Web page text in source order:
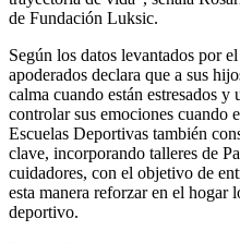
de Fundación Luksic.
Según los datos levantados por
apoderados declara que a sus
calma cuando están estresados
controlar sus emociones cuando
Escuelas Deportivas también
clave, incorporando talleres de
cuidadores, con el objetivo de
esta manera reforzar en el hogar
deportivo.